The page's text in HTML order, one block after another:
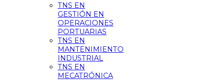
TNS EN
GESTIÓN EN
OPERACIONES
PORTUARIAS
TNS EN
MANTENIMIENTO
INDUSTRIAL
TNS EN
MECATRÓNICA